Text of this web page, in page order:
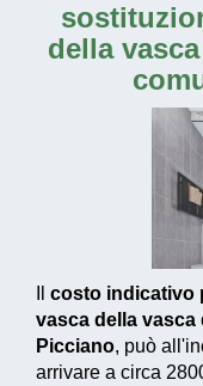
della
costo indicativo
vasca della
Picciano, può
arrivare a circa